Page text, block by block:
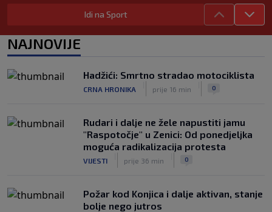
Deco iz sjene preokrenuo posao: Rodri
River Plate napravio veliki posao:
Reprezentativac Argentine stigao iz
Idi na Sport
NAJNOVIJE
Hadžići: Smrtno stradao motociklista
CRNA HRONIKA prije 16 min 0
Rudari i dalje ne žele napustiti jamu
"Raspotočje" u Zenici: Od ponedjeljka
moguća radikalizacija protesta
VIJESTI prije 36 min 0
Požar kod Konjica i dalje aktivan, stanje
bolje nego jutros